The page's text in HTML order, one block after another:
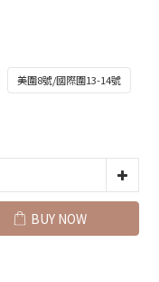
美圍8號/國際圍13-14號
BUY NOW